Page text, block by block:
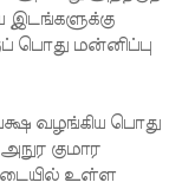
பொது மன்னிப்பு
வழங்கிய பொது
குமார
இடையில் உள்ள